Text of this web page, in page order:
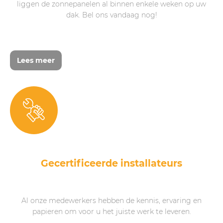
liggen de zonnepanelen al binnen enkele weken op uw
dak. Bel ons vandaag nog!
Lees meer
Gecertificeerde installateurs
Al onze medewerkers hebben de kennis, ervaring en
papieren om voor u het juiste werk te leveren.